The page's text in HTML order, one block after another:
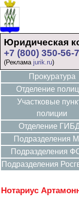
Юридическая
+7 (800) 350-56-
(Реклама jurik.ru)
Прокуратура
Отделение
Участковые
полиции
Отделение
Подразделения
Подразделения
Подразделения
Нотариус